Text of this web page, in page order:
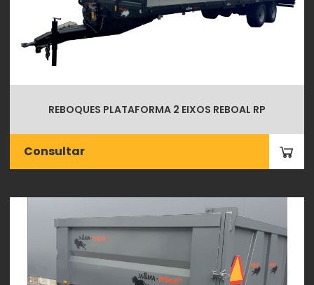
REBOQUES PLATAFORMA 2 EIXOS REBOAL RP
Consultar